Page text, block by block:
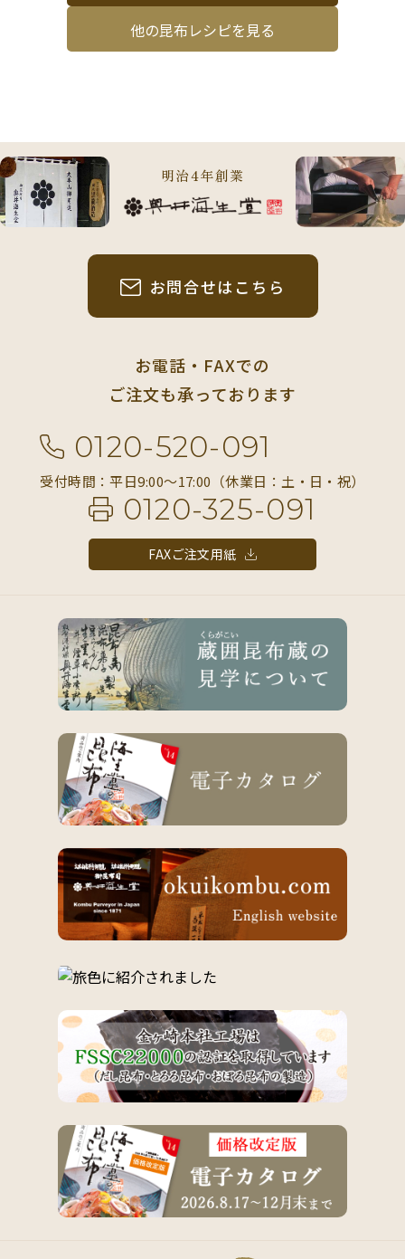
他の昆布レシピを見る
明治4年創業
お問合せはこちら
お電話・FAXでの
ご注文も承っております
0120-520-091
受付時間：平日9:00〜17:00（休業日：土・日・祝）
0120-325-091
FAXご注文用紙